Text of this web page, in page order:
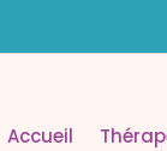
Accueil